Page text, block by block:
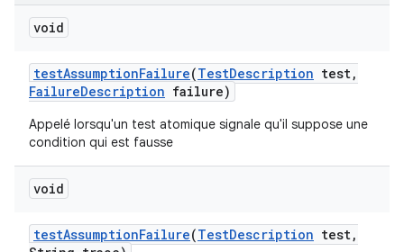
void
testAssumptionFailure(TestDescription test,
FailureDescription failure)
Appelé lorsqu'un test atomique signale qu'il suppose une
condition qui est fausse
void
testAssumptionFailure(TestDescription test,